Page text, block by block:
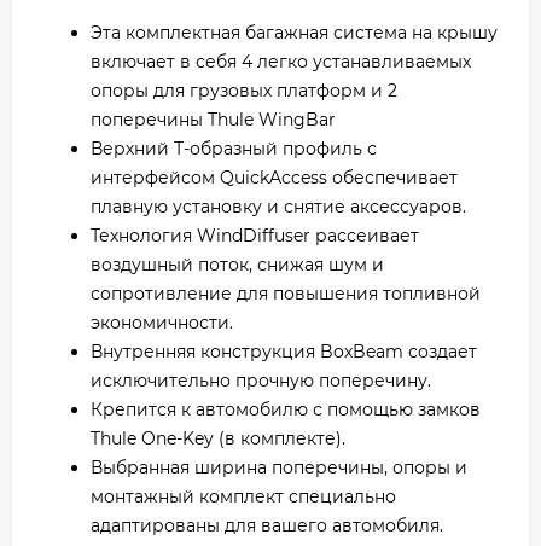
Эта комплектная багажная система на крышу
включает в себя 4 легко устанавливаемых
опоры для грузовых платформ и 2
поперечины Thule WingBar
Верхний Т-образный профиль с
интерфейсом QuickAccess обеспечивает
плавную установку и снятие аксессуаров.
Технология WindDiffuser рассеивает
воздушный поток, снижая шум и
сопротивление для повышения топливной
экономичности.
Внутренняя конструкция BoxBeam создает
исключительно прочную поперечину.
Крепится к автомобилю с помощью замков
Thule One-Key (в комплекте).
Выбранная ширина поперечины, опоры и
монтажный комплект специально
адаптированы для вашего автомобиля.